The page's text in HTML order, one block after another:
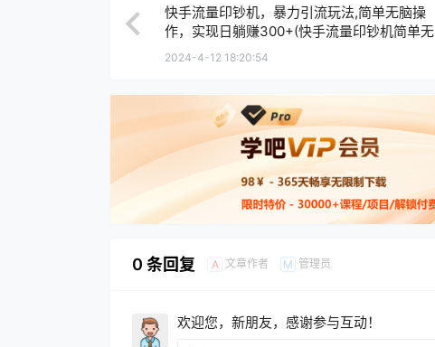
快手流量印钞机，暴力引流玩法,简单无脑操
作，实现日躺赚300+(快手流量印钞机简单无
脑操作，实现日躺赚300+)
2024-4-12 18:20:54
0 条回复 A 文章作者 M 管理员
欢迎您，新朋友，感谢参与互动！